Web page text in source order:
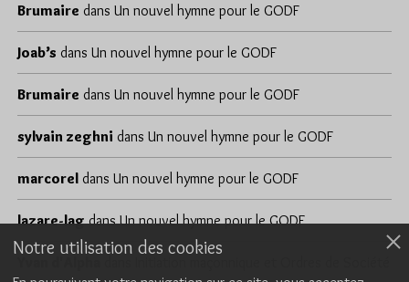
Brumaire dans Un nouvel hymne pour le GODF
Joab’s dans Un nouvel hymne pour le GODF
Brumaire dans Un nouvel hymne pour le GODF
sylvain zeghni dans Un nouvel hymne pour le GODF
marcorel dans Un nouvel hymne pour le GODF
lazare-lagdansUn nouvel hymne pour le GODF
Notre utilisation des cookies